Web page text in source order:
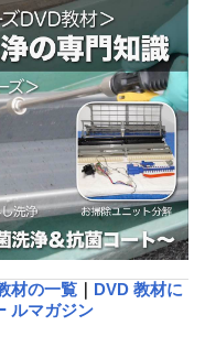
材の一覧｜
DVD 教材に
ルマガジン